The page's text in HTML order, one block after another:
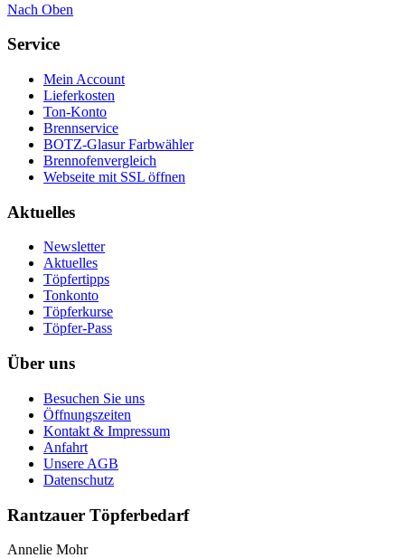
Nach Oben
Service
Mein Account
Lieferkosten
Ton-Konto
Brennservice
BOTZ-Glasur Farbwähler
Brennofenvergleich
Webseite mit SSL öffnen
Aktuelles
Newsletter
Aktuelles
Töpfertipps
Tonkonto
Töpferkurse
Töpfer-Pass
Über uns
Besuchen Sie uns
Öffnungszeiten
Kontakt & Impressum
Anfahrt
Unsere AGB
Datenschutz
Rantzauer Töpferbedarf
Annelie Mohr